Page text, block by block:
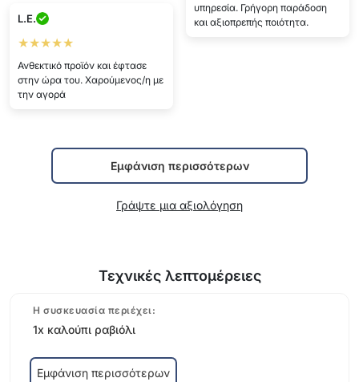
υπηρεσία. Γρήγορη παράδοση
και αξιοπρεπής ποιότητα.
L.E.
★★★★★
Ανθεκτικό προϊόν και έφτασε
στην ώρα του. Χαρούμενος/η με
την αγορά
Εμφάνιση περισσότερων
Γράψτε μια αξιολόγηση
Τεχνικές λεπτομέρειες
Η συσκευασία περιέχει:
1x καλούπι ραβιόλι
Εμφάνιση περισσότερων